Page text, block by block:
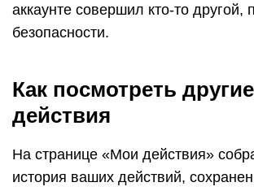
аккаунте совершил кто-то другой,
безопасности.
Как посмотреть другие
действия
На странице «Мои действия»
история ваших действий,